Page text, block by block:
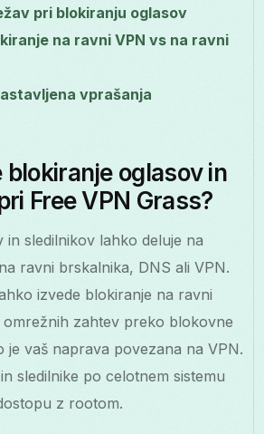
pri blokiranju oglasov
na ravni VPN vs na ravni
vprašanja
blokiranje oglasov in
Free VPN Grass?
in sledilnikov lahko deluje na
ravni brskalnika, DNS ali VPN.
izvede blokiranje na ravni
zahtev preko blokovne
je vaš naprava povezana na VPN.
sledilnike po celotnem sistemu
z rootom.